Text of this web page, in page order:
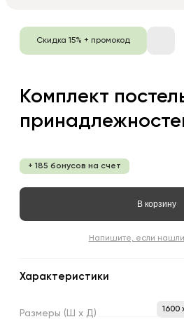
Скидка 15% + промокод
Комплект
+ 185 бонусов на счет
В корзину
Напишите, если
Характеристики
Размеры (Ш х Д) 1600